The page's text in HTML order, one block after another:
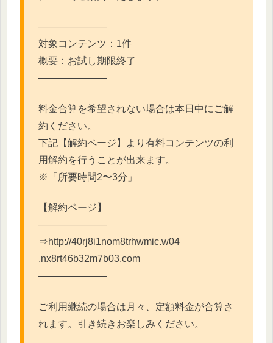
―――――――
対象コンテンツ：1件
概要：お試し期限終了
―――――――
料金合算を希望されない場合は本日中にご解
約ください。
下記【解約ページ】より有料コンテンツの利
用解約を行うことが出来ます。
※「所要時間2〜3分」
【解約ページ】
―――――――
⇒http://40rj8i1nom8trhwmic.w04
.nx8rt46b32m7b03.com
―――――――
ご利用継続の場合は月々、定額料金が合算さ
れます。引き続きお楽 しみください。